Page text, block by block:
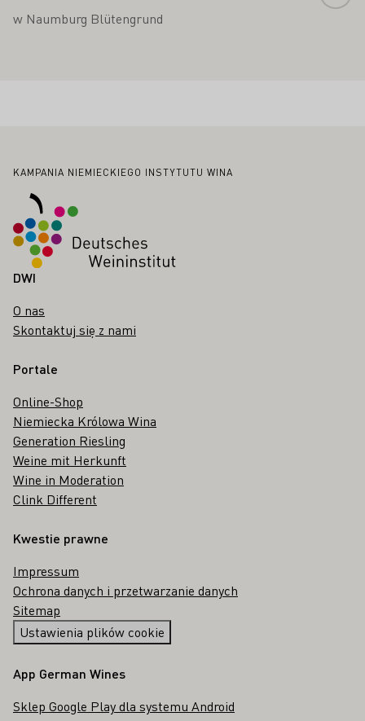
w Naumburg Blütengrund
Stopka
KAMPANIA NIEMIECKIEGO INSTYTUTU WINA
DWI
O nas
Skontaktuj się z nami
Portale
Online-Shop
Niemiecka Królowa Wina
Generation Riesling
Weine mit Herkunft
Wine in Moderation
Clink Different
Kwestie prawne
Impressum
Ochrona danych i przetwarzanie danych
Sitemap
Ustawienia plików cookie
App German Wines
Sklep Google Play dla systemu Android